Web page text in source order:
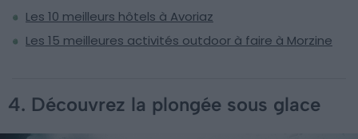
Les 10 meilleurs hôtels à Avoriaz
Les 15 meilleures activités outdoor à faire à Morzine
4. Découvrez la plongée sous glace